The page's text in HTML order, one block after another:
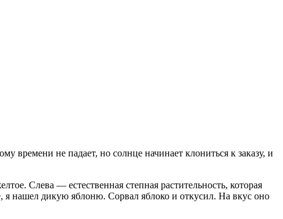
времени не падает, но солнце начинает клониться к заказу, и
Слева — естественная степная растительность, которая
нашел дикую яблоню. Сорвал яблоко и откусил. На вкус оно